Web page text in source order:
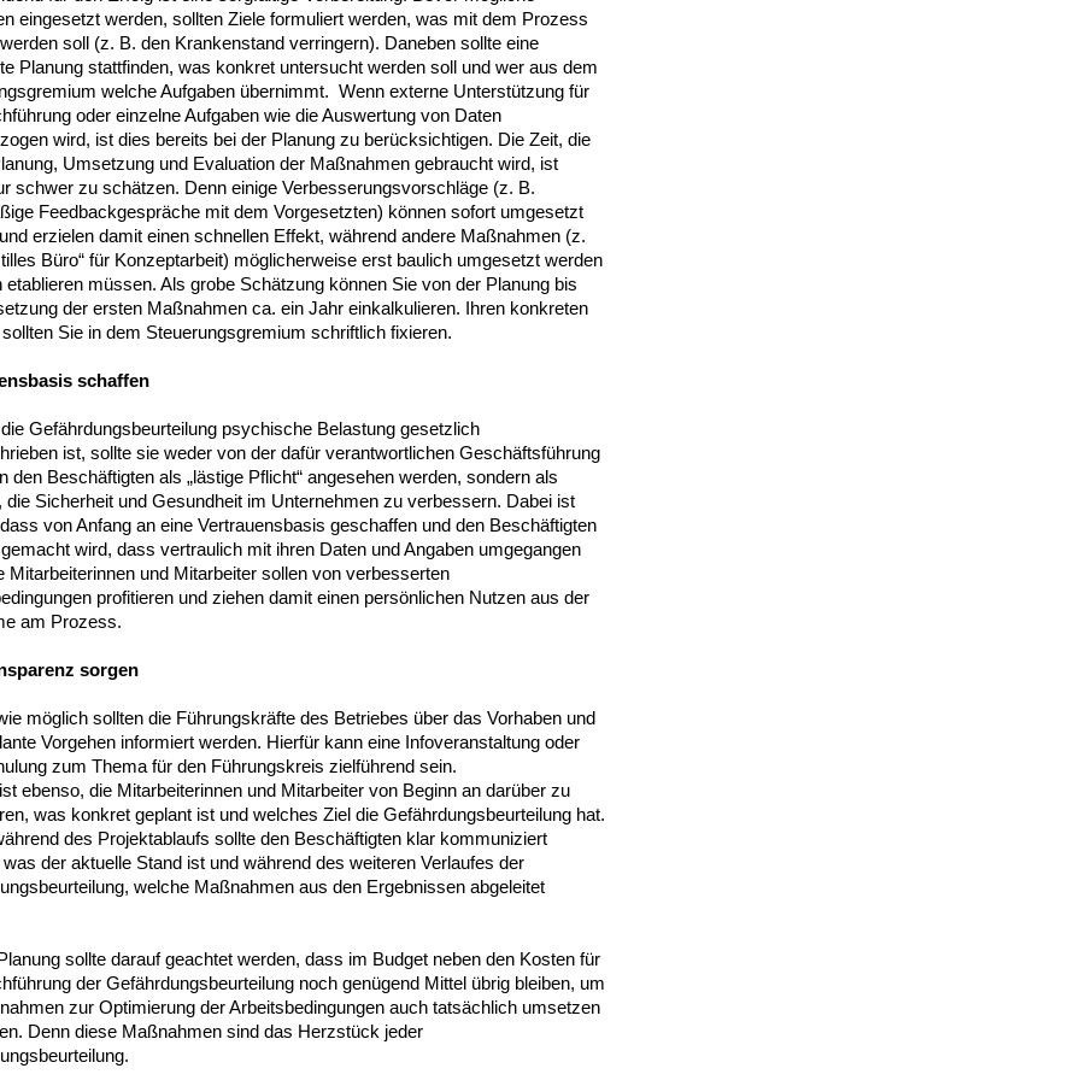
eingesetzt werden, sollten Ziele formuliert werden, was mit dem Prozess
soll (z. B. den Krankenstand verringern). Daneben sollte eine
Planung stattfinden, was konkret untersucht werden soll und wer aus dem
welche Aufgaben übernimmt. Wenn externe Unterstützung für
oder einzelne Aufgaben wie die Auswertung von Daten
wird, ist dies bereits bei der Planung zu berücksichtigen. Die Zeit, die
Umsetzung und Evaluation der Maßnahmen gebraucht wird, ist
schwer zu schätzen. Denn einige Verbesserungsvorschläge (z. B.
Feedbackgespräche mit dem Vorgesetzten) können sofort umgesetzt
erzielen damit einen schnellen Effekt, während andere Maßnahmen (z.
Büro“ für Konzeptarbeit) möglicherweise erst baulich umgesetzt werden
etablieren müssen. Als grobe Schätzung können Sie von der Planung bis
der ersten Maßnahmen ca. ein Jahr einkalkulieren. Ihren konkreten
Sie in dem Steuerungsgremium schriftlich fixieren.
schaffen
Gefährdungsbeurteilung psychische Belastung gesetzlich
ist, sollte sie weder von der dafür verantwortlichen Geschäftsführung
den Beschäftigten als „lästige Pflicht“ angesehen werden, sondern als
die Sicherheit und Gesundheit im Unternehmen zu verbessern. Dabei ist
von Anfang an eine Vertrauensbasis geschaffen und den Beschäftigten
wird, dass vertraulich mit ihren Daten und Angaben umgegangen
Mitarbeiterinnen und Mitarbeiter sollen von verbesserten
profitieren und ziehen damit einen persönlichen Nutzen aus der
am Prozess.
sorgen
möglich sollten die Führungskräfte des Betriebes über das Vorhaben und
Vorgehen informiert werden. Hierfür kann eine Infoveranstaltung oder
zum Thema für den Führungskreis zielführend sein.
ebenso, die Mitarbeiterinnen und Mitarbeiter von Beginn an darüber zu
was konkret geplant ist und welches Ziel die Gefährdungsbeurteilung hat.
des Projektablaufs sollte den Beschäftigten klar kommuniziert
der aktuelle Stand ist und während des weiteren Verlaufes der
welche Maßnahmen aus den Ergebnissen abgeleitet
sollte darauf geachtet werden, dass im Budget neben den Kosten für
der Gefährdungsbeurteilung noch genügend Mittel übrig bleiben, um
zur Optimierung der Arbeitsbedingungen auch tatsächlich umsetzen
Denn diese Maßnahmen sind das Herzstück jeder